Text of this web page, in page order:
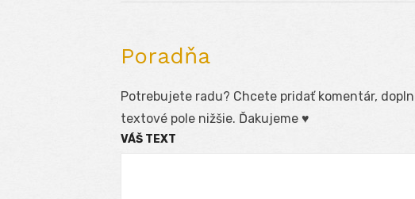
Poradňa
Potrebujete radu? Chcete pridať komentár,
textové pole nižšie. Ďakujeme ♥
VÁŠ TEXT